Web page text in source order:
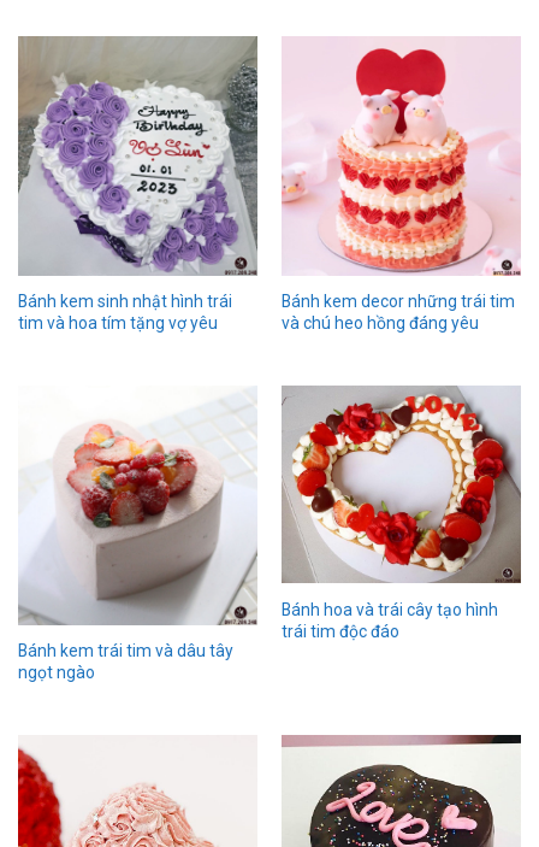
Bánh kem sinh nhật hình trái
tim và hoa tím tặng vợ yêu
Bánh kem decor những trái tim
và chú heo hồng đáng yêu
Bánh kem trái tim và dâu tây
ngọt ngào
Bánh hoa và trái cây tạo hình
trái tim độc đáo